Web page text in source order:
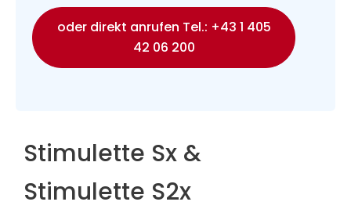
oder direkt anrufen Tel.: +43 1 405
42 06 200
Stimulette Sx &
Stimulette S2x